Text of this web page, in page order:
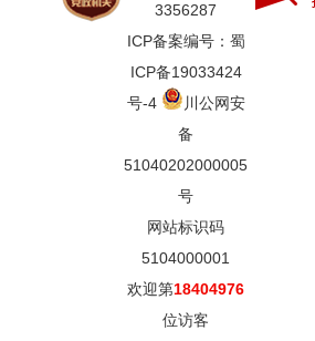
3356287
ICP备案编号：蜀
ICP备19033424
号-4
川公网安
备
51040202000005
号
网站标识码
5104000001
欢迎第18404976
位访客